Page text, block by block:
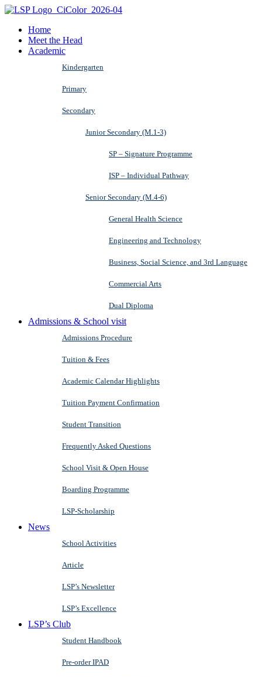
Home
Meet the Head
Academic
Kindergarten
Primary
Secondary
Junior Secondary (M.1-3)
SP – Signature Programme
ISP – Individual Pathway
Senior Secondary (M.4-6)
General Health Science
Engineering and Technology
Business, Social Science, and 3rd Language
Commercial Arts
Dual Diploma
Admissions & School visit
Admissions Procedure
Tuition & Fees
Academic Calendar Highlights
Tuition Payment Confirmation
Student Transition
Frequently Asked Questions
School Visit & Open House
Boarding Programme
LSP-Scholarship
News
School Activities
Article
LSP’s Newsletter
LSP’s Excellence
LSP’s Club
Student Handbook
Pre-order IPAD